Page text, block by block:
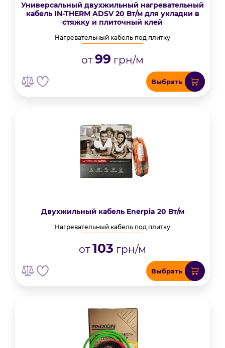
Универсальный двухжильный нагревательный
кабель IN-THERM ADSV 20 Вт/м для укладки в
стяжку и плиточный клей
Нагревательный кабель под плитку
от99 грн/м
Выбрать
Двухжильный кабель Enerpia 20 Вт/м
Нагревательный кабель под плитку
от103 грн/м
Выбрать